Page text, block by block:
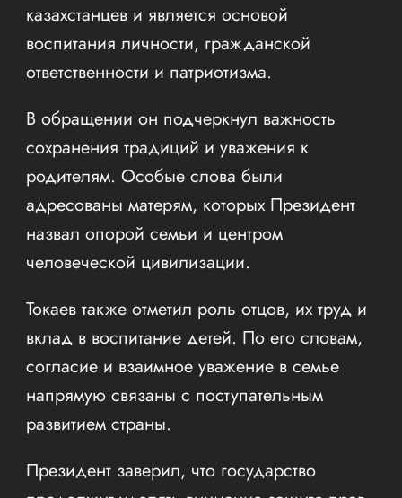
казахстанцев и является основой
воспитания личности, гражданской
ответственности и патриотизма.
В обращении он подчеркнул важность
сохранения традиций и уважения к
родителям. Особые слова были
адресованы матерям, которых Президент
назвал опорой семьи и центром
человеческой цивилизации.
Токаев также отметил роль отцов, их труд и
вклад в воспитание детей. По его словам,
согласие и взаимное уважение в семье
напрямую связаны с поступательным
развитием страны.
Президент заверил, что государство